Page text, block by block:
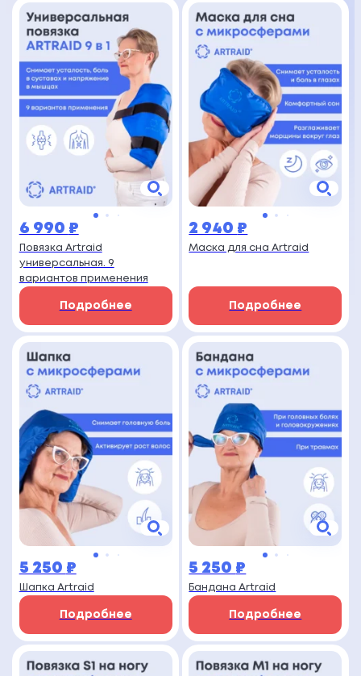
6 990 ₽
Повязка Artraid
универсальная. 9
вариантов применения
Подробнее
2 940 ₽
Маска для сна Artraid
Подробнее
5 250 ₽
Шапка Artraid
Подробнее
5 250 ₽
Бандана Artraid
Подробнее